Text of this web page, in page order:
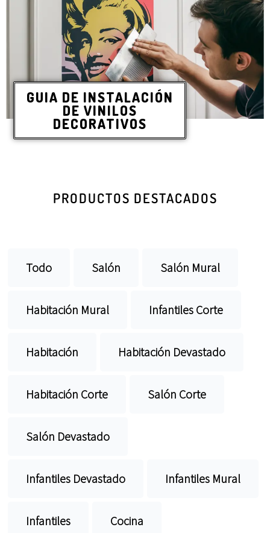
GUIA DE INSTALACIÓN
DE VINILOS
DECORATIVOS
PRODUCTOS DESTACADOS
Todo Salón Salón Mural
Habitación Mural Infantiles Corte
Habitación Habitación Devastado
Habitación Corte Salón Corte
Salón Devastado
Infantiles Devastado Infantiles Mural
Infantiles Cocina